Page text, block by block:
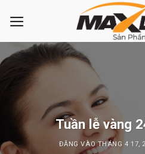
qua
dung
Tuần lễ vàng
ĐĂNG VÀOTHÁNG 4 17,